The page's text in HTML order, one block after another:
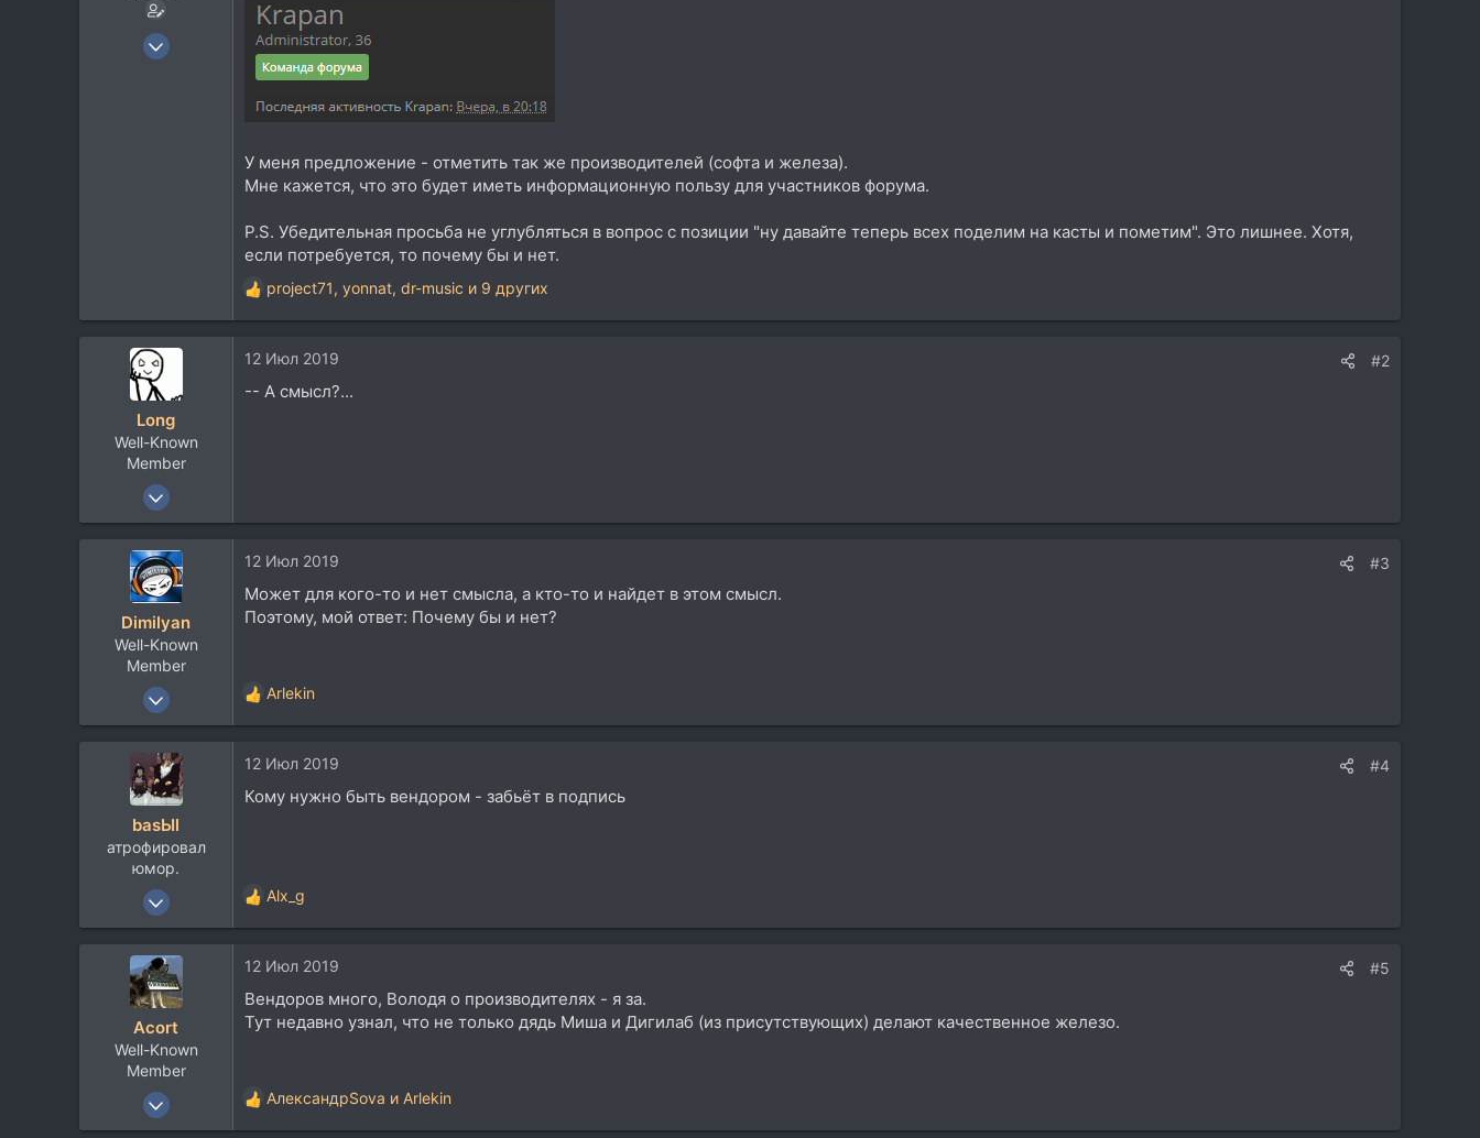
23 Июн 2008
У меня предложение - отметить так же производителей (софта и железа).
Мне кажется, что это будет иметь информационную пользу для участников форума.
P.S. Убедительная просьба не углубляться в вопрос с позиции "ну давайте теперь всех поделим на касты и пометим". Это лишнее. Хотя,
если потребуется, то почему бы и нет.
Р
е
к
project71, yonnat, dr-music и 9 других
Long
Well-Known
Member
27 Фев 2008
15.382
Moscow
www.long.ru
12 Июл 2019 #2
-- А смысл?...
Dimilyan
Well-Known
Member
23 Янв 2008
Владивосток
12 Июл 2019 #3
Может для кого-то и нет смысла, а кто-то и найдет в этом смысл.
Поэтому, мой ответ: Почему бы и нет?
Р
е
к
и
Arlekin
basЫl
атрофировал
юмор.
5 Янв 2004
5.547
12 Июл 2019 #4
Кому нужно быть вендором - забьёт в подпись
Р
е
к
и
и
Alx_g
Acort
Well-Known
Member
7 Апр 2010
12 Июл 2019 #5
Вендоров много, Володя о производителях - я за.
Тут недавно узнал, что не только дядь Миша и Дигилаб (из присутствующих) делают качественное железо.
Р
е
АлександрSova и Arlekin